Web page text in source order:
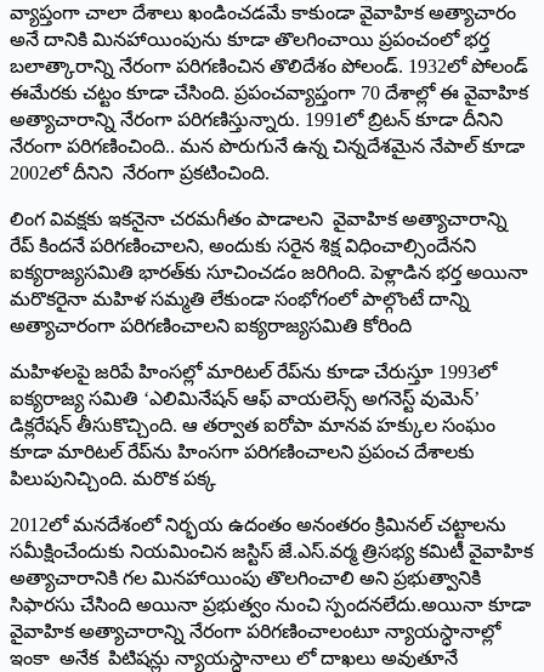
వ్యాప్తంగా చాలా దేశాలు ఖండించడమే కాకుండా వైవాహిక అత్యాచారం
అనే దానికి మినహాయింపును కూడా తొలగించాయి ప్రపంచంలో భర్త
బలాత్కారాన్ని నేరంగా పరిగణించిన తొలిదేశం పోలండ్‌. 1932లో పోలండ్‌
ఈమేరకు చట్టం కూడా చేసింది. ప్రపంచవ్యాప్తంగా 70 దేశాల్లో ఈ వైవాహిక
అత్యాచారాన్ని నేరంగా పరిగణిస్తున్నారు. 1991లో బ్రిటన్ కూడా దీనిని
నేరంగా‌ పరిగణించింది.. మన పొరుగునే ఉన్న చిన్నదేశమైన నేపాల్ కూడా‌
2002లో దీనిని నేరంగా ప్రకటించింది.
లింగ వివక్షకు ఇకనైనా చరమగీతం పాడాలని వైవాహిక అత్యాచారాన్ని
రేప్ కిందనే పరిగణించాలని, అందుకు సరైన శిక్ష విధించాల్సిందేనని
ఐక్యరాజ్యసమితి భారత్‌కు సూచించడం జరిగింది. పెళ్లాడిన భర్త అయినా
మరొకరైనా మహిళ సమ్మతి లేకుండా సంభోగంలో పాల్గొంటే దాన్ని
అత్యాచారంగా పరిగణించాలని ఐక్యరాజ్యసమితి కోరింది
మహిళలపై జరిపే హింసల్లో మారిటల్‌ రేప్‌ను కూడా చేరుస్తూ 1993లో
ఐక్యరాజ్య సమితి ‘ఎలిమినేషన్‌ ఆఫ్‌ వాయలెన్స్‌ అగనెస్ట్‌ వుమెన్‌’
డిక్లరేషన్‌ తీసుకొచ్చింది. ఆ తర్వాత ఐరోపా మానవ హక్కుల సంఘం
కూడా మారిటల్‌ రేప్‌ను హింసగా పరిగణించాలని ప్రపంచ దేశాలకు
పిలుపునిచ్చింది. మరొక పక్క
2012లో మనదేశంలో నిర్భయ ఉదంతం అనంతరం క్రిమినల్‌ చట్టాలను
సమీక్షించేందుకు నియమించిన జస్టిస్‌ జే.ఎస్‌.వర్మ త్రిసభ్య కమిటీ వైవాహిక
అత్యాచారానికి గల మినహాయింపు తొలగించాలి అని ప్రభుత్వానికి
సిఫారసు చేసింది అయినా ప్రభుత్వం నుంచి స్పందనలేదు.అయినా కూడా
వైవాహిక అత్యాచారాన్ని నేరంగా పరిగణించాలంటూ న్యాయస్ధానాల్లో
ఇంకా అనేక పిటిషన్లు న్యాయస్ధానాలు లో దాఖలు అవుతూనే